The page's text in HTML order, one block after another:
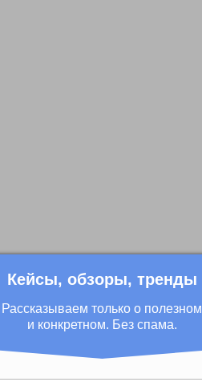
Кейсы, обзоры, тренды
Рассказываем только о полезном
и конкретном. Без спама.